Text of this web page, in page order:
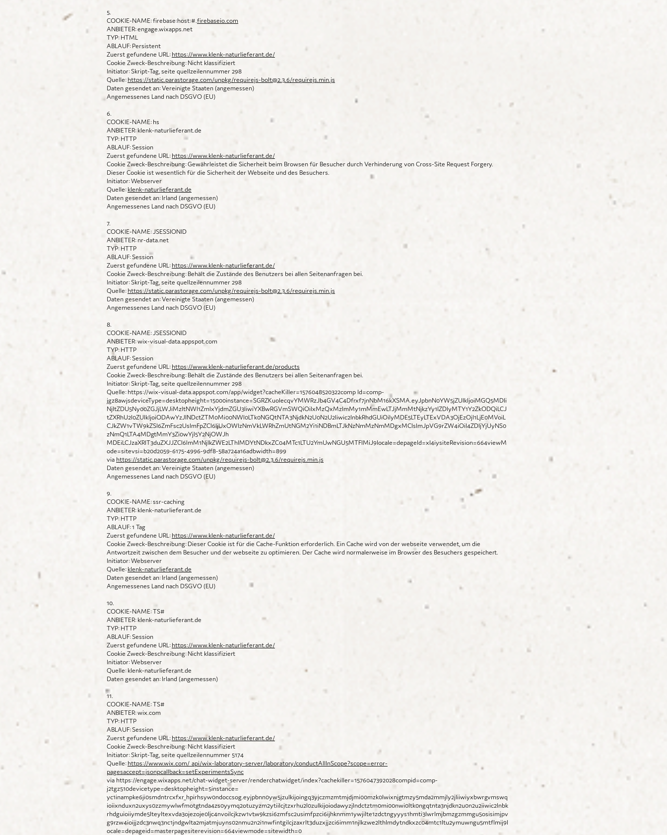
5.
COOKIE-NAME: firebase:host:#.firebaseio.com
ANBIETER: engage.wixapps.net
TYP: HTML
ABLAUF: Persistent
Zuerst gefundene URL:https://www.klenk-naturlieferant.de/
Cookie Zweck-Beschreibung: Nicht klassifiziert
Initiator: Skript-Tag, seite quellzeilennummer 298
Quelle:https://static.parastorage.com/unpkg/requirejs-bolt@2.3.6/requirejs.min.js
Daten gesendet an: Vereinigte Staaten (angemessen)
Angemessenes Land nach DSGVO (EU)
6.
COOKIE-NAME: hs
ANBIETER: klenk-naturlieferant.de
TYP: HTTP
ABLAUF: Session
Zuerst gefundene URL:https://www.klenk-naturlieferant.de/
Cookie Zweck-Beschreibung: Gewährleistet die Sicherheit beim Browsen für Besucher durch Verhinderung von Cross-Site Request Forgery.
Dieser Cookie ist wesentlich für die Sicherheit der Webseite und des Besuchers.
Initiator: Webserver
Quelle:klenk-naturlieferant.de
Daten gesendet an: Irland (angemessen)
Angemessenes Land nach DSGVO (EU)
7.
COOKIE-NAME: JSESSIONID
ANBIETER: nr-data.net
TYP: HTTP
ABLAUF: Session
Zuerst gefundene URL:https://www.klenk-naturlieferant.de/
Cookie Zweck-Beschreibung: Behält die Zustände des Benutzers bei allen Seitenanfragen bei.
Initiator: Skript-Tag, seite quellzeilennummer 298
Quelle:https://static.parastorage.com/unpkg/requirejs-bolt@2.3.6/requirejs.min.js
Daten gesendet an: Vereinigte Staaten (angemessen)
Angemessenes Land nach DSGVO (EU)
8.
COOKIE-NAME: JSESSIONID
ANBIETER: wix-visual-data.appspot.com
TYP: HTTP
ABLAUF: Session
Zuerst gefundene URL:https://www.klenk-naturlieferant.de/products
Cookie Zweck-Beschreibung: Behält die Zustände des Benutzers bei allen Seitenanfragen bei.
Initiator: Skript-Tag, seite quellzeilennummer 298
Quelle:https://wix-visual-data.appspot.com/app/widget?cacheKiller=1576048520322comp Id=comp-
jgz8awjsdeviceType=desktopheight=15000instance=SGRZKuolecqvYMWRzJb4GV4C4Dfrxf7jnNbM16kXSMA.eyJpbnN0YW5jZUlkIjoiMGQ5MDli
NjItZDU5Ny00ZGJjLWJiMzItNWI1ZmIxYjdmZGU3IiwiYXBwRGVmSWQiOiIxMzQxMzlmMy1mMmEwLTJjMmMtNjkzYy1lZDIyMTY1Y2ZkODQiLCJ
tZXRhU2l0ZUlkIjoiODAwYzJlNDctZTM0Mi00NWI0LTk0NGQtNTA3NjdkN2U0N2U2Iiwic2lnbkRhdGUiOiIyMDE5LTEyLTExVDA3OjEzOjI1LjE0MVoiL
CJkZW1vTW9kZSI6ZmFsc2UsImFpZCI6IjUxOWIzNmVkLWRhZmUtNGM2Yi1iNDBmLTJkNzNmMzNmMDgxMCIsImJpVG9rZW4iOiI4ZDljYjUyNS0
zNmQ1LTA4MDgtMmY3Zi0wYjI5Y2NjOWJh
MDEiLCJzaXRlT3duZXJJZCI6ImM1NjlkZWE2LThlMDYtNDkxZC04MTc1LTU2YmUwNGU5MTFlMiJ9locale=depageId=xl4iysiteRevision=664viewM
ode=sitevsi=b20d2059-6175-4996-9df8-58a724a16adbwidth=899
via https://static.parastorage.com/unpkg/requirejs-bolt@2.3.6/requirejs.min.js
Daten gesendet an: Vereinigte Staaten (angemessen)
Angemessenes Land nach DSGVO (EU)
9.
COOKIE-NAME: ssr-caching
ANBIETER: klenk-naturlieferant.de
TYP: HTTP
ABLAUF: 1 Tag
Zuerst gefundene URL:https://www.klenk-naturlieferant.de/
Cookie Zweck-Beschreibung: Dieser Cookie ist für die Cache-Funktion erforderlich. Ein Cache wird von der webseite verwendet, um die
Antwortzeit zwischen dem Besucher und der webseite zu optimieren. Der Cache wird normalerweise im Browser des Besuchers gespeichert.
Initiator: Webserver
Quelle:klenk-naturlieferant.de
Daten gesendet an: Irland (angemessen)
Angemessenes Land nach DSGVO (EU)
10.
COOKIE-NAME: TS#
ANBIETER: klenk-naturlieferant.de
TYP: HTTP
ABLAUF: Session
Zuerst gefundene URL:https://www.klenk-naturlieferant.de/
Cookie Zweck-Beschreibung: Nicht klassifiziert
Initiator: Webserver
Quelle: klenk-naturlieferant.de
Daten gesendet an: Irland (angemessen)
11.
COOKIE-NAME: TS#
ANBIETER: wix.com
TYP: HTTP
ABLAUF: Session
Zuerst gefundene URL:https://www.klenk-naturlieferant.de/
Cookie Zweck-Beschreibung: Nicht klassifiziert
Initiator: Skript-Tag, seite quellzeilennummer 5174
Quelle:https://www.wix.com/_api/wix-laboratory-server/laboratory/conductAllInScope?scope=error-
pagesaccept=jsonpcallback=setExperimentsSync
via https://engage.wixapps.net/chat-widget-server/renderchatwidget/index?cachekiller=1576047392028compid=comp-
j2tgz510devicetype=desktopheight=5instance=
yc1inampke6ji0smdntrcxfxr_hpirhsyw0ndoccsog.eyjpbnn0yw5jzulkijoingq3yjczmzmtmjdjmi00mzk0lwixnjgtmzy5mda2mmjly2jliiwiyxbwrgvmswq
ioiixnduxn2uxys0zzmywlwfmotgtnda4zs0yymq2otuzyzm2ytiilcjtzxrhu2l0zulkijoiodawyzjlndctztm0mi00nwi0ltk0ngqtnta3njdkn2u0n2u2iiwic2lnbk
rhdguioiiymde5lteyltexvda3ojezoje0ljc4nvoilcjkzw1vtw9kzsi6zmfsc2usimfpzci6ijhknmm1ywjilte1zdctngyyys1hmti3lwrlmjbmzgzmmgu5osisimjpv
g9rzw4ioijjzdc3nwq3nc1jndgwlta2mjatmjuyns02nmu2n2i1nwfintgilcjzaxrlt3duzxjjzci6imm1njlkzwe2lthlmdytndkxzc04mtc1ltu2ymuwngu5mtflmij9l
ocale=depageid=masterpagesiterevision=664viewmode=sitewidth=0